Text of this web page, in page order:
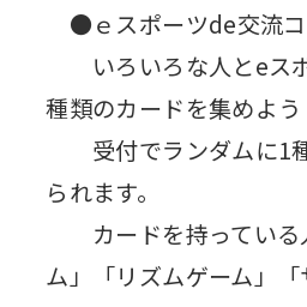
●ｅスポーツde交流
いろいろな人とeス
種類のカードを集めよう
受付でランダムに1
られます。
カードを持っている
ム」「リズムゲーム」「